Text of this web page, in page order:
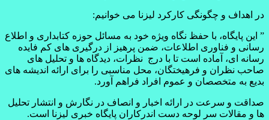
در اهداف و چگونگی کارکرد لیزنا می خوانیم:
” این پایگاه، با حفظ نگاه ویژه خود به مسائل حوزه کتابداری و اطلاع
رسانی و فناوری اطلاعات، ضمن پرهیز از درگیری های کم فایده
رسانه ای، آماده است تا با درج نظرات، دیدگاه ها و تحلیل های
صاحب نظران و فرهیختگان، محل مناسبی را برای ارائه اندیشه های
بدیع به متخصصان و عموم افراد فراهم آورد.
صداقت و سرعت در ارائه اخبار و انصاف در نگارش و انتشار تحلیل
ها و مقالات سر لوحه دست اندرکاران پایگاه خبری لیزنا است.